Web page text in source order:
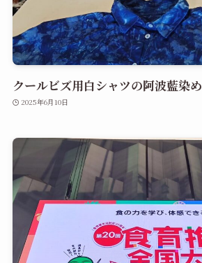
クールビズ用白シャツの阿波藍染め
2025年6月10日